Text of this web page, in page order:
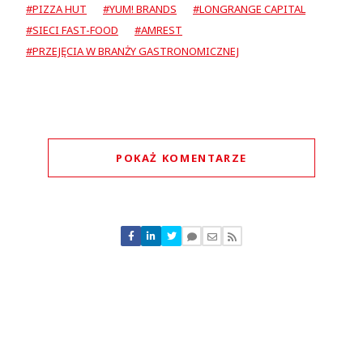
#PIZZA HUT #YUM! BRANDS
#LONGRANGE CAPITAL
#SIECI FAST-FOOD
#AMREST
#PRZEJĘCIA W BRANŻY GASTRONOMICZNEJ
POKAŻ KOMENTARZE
Nie znaleziono komentarzy
Zostaw swoje komentarze